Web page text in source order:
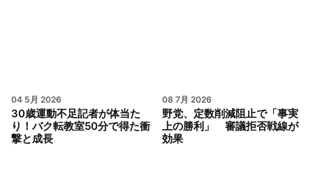
04 5月 2026
30歳運動不足記者が体当た
り！バク転教室50分で得た衝
撃と成長
08 7月 2026
野党、定数削減阻止で「事実
上の勝利」 審議拒否戦線が
効果